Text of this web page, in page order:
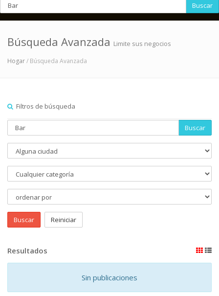
Buscar
Búsqueda Avanzada Limite sus negocios
Hogar/ Búsqueda Avanzada
Filtros de búsqueda
Buscar
Buscar Reiniciar
Resultados
Sin publicaciones